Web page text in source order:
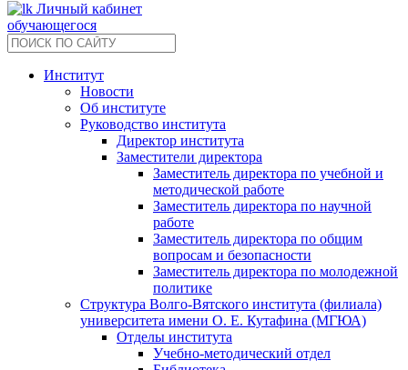
Личный кабинет
обучающегося
Институт
Новости
Об институте
Руководство института
Директор института
Заместители директора
Заместитель директора по учебной и
методической работе
Заместитель директора по научной
работе
Заместитель директора по общим
вопросам и безопасности
Заместитель директора по молодежной
политике
Структура Волго-Вятского института (филиала)
университета имени О. Е. Кутафина (МГЮА)
Отделы института
Учебно-методический отдел